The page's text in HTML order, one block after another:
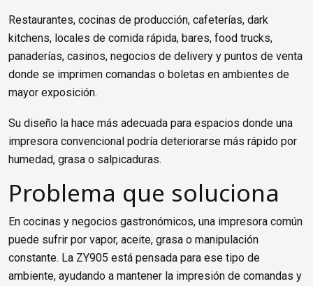
Restaurantes, cocinas de producción, cafeterías, dark
kitchens, locales de comida rápida, bares, food trucks,
panaderías, casinos, negocios de delivery y puntos de venta
donde se imprimen comandas o boletas en ambientes de
mayor exposición.
Su diseño la hace más adecuada para espacios donde una
impresora convencional podría deteriorarse más rápido por
humedad, grasa o salpicaduras.
Problema que soluciona
En cocinas y negocios gastronómicos, una impresora común
puede sufrir por vapor, aceite, grasa o manipulación
constante. La ZY905 está pensada para ese tipo de
ambiente, ayudando a mantener la impresión de comandas y